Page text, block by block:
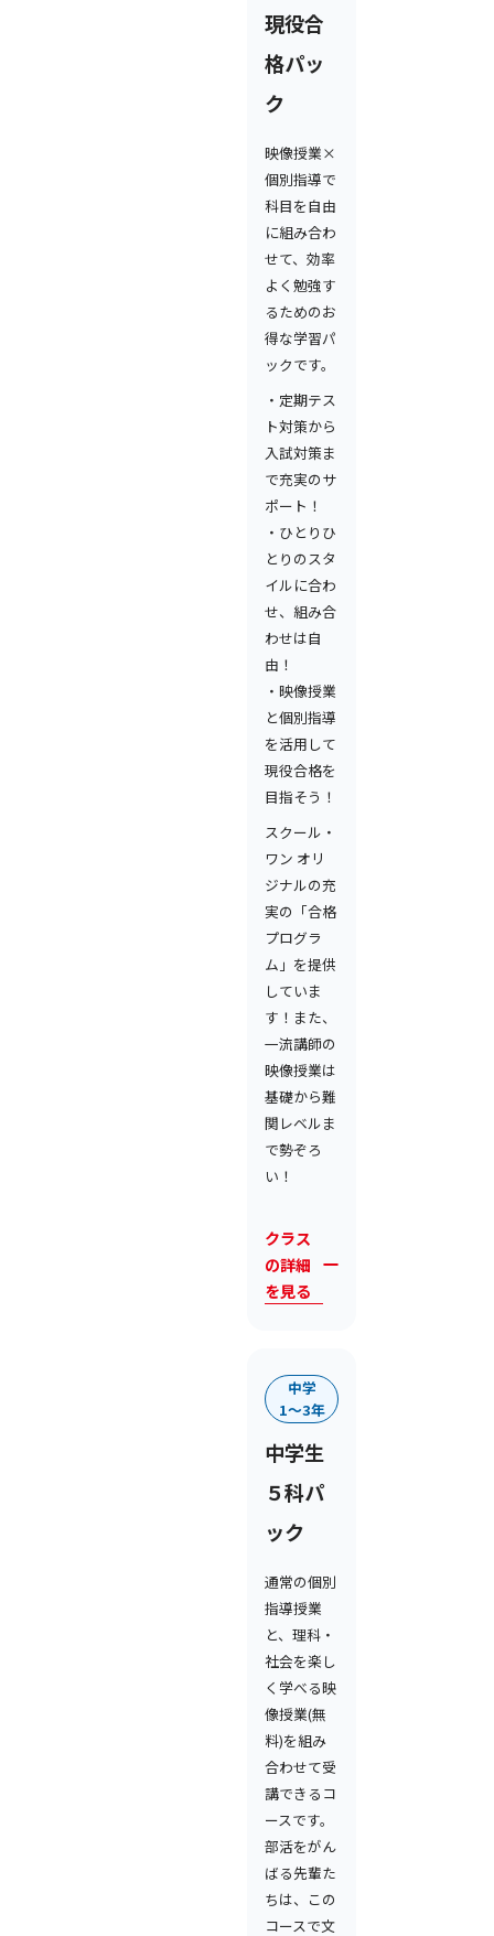
現役合
格パッ
ク
映像授業×
個別指導で
科目を自由
に組み合わ
せて、効率
よく勉強す
るためのお
得な学習パ
ックです。
・定期テス
ト対策から
入試対策ま
で充実のサ
ポート！
・ひとりひ
とりのスタ
イルに合わ
せ、組み合
わせは自
由！
・映像授業
と個別指導
を活用して
現役合格を
目指そう！
スクール・
ワン オリ
ジナルの充
実の「合格
プログラ
ム」を提供
していま
す！また、
一流講師の
映像授業は
基礎から難
関レベルま
で勢ぞろ
い！
クラス
の詳細
を見る
中学
1〜3年
中学生
５科パ
ック
通常の個別
指導授業
と、理科・
社会を楽し
く学べる映
像授業(無
料)を組み
合わせて受
講できるコ
ースです。
部活をがん
ばる先輩た
ちは、この
コースで文